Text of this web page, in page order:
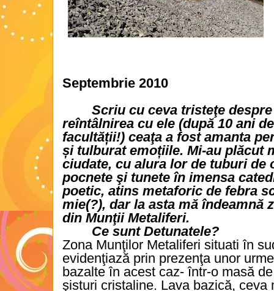
Septembrie 2010
Scriu cu ceva tristeţe
reîntâlnirea cu ele (după 10 ani
facultății!) ceaţa a fost amanta
și tulburat emoțiile. Mi-au plăcut
ciudate, cu alura lor de tuburi de
pocnete şi tunete în imensa
poetic, atins metaforic de febra
mie(?), dar la asta mă îndeamnă
din Munţii Metaliferi.
Ce sunt Detunatele?
Zona Munţilor Metaliferi situati în
evidenţiază prin prezenţa unor
bazalte în acest caz- într-o masă
şisturi cristaline. Lava bazică, ceva